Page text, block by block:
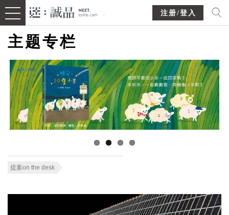
注册/登入
主题专栏
提案on the desk